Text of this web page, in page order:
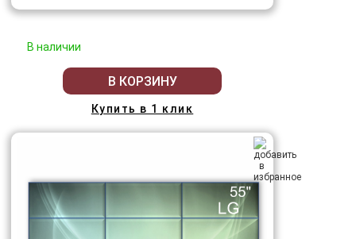
В наличии
В КОРЗИНУ
Купить в 1 клик